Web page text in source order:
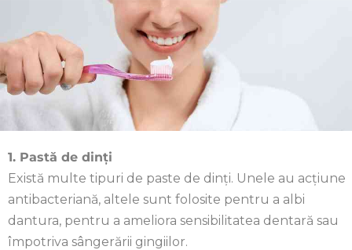
1. Pastă de dinți
Există multe tipuri de paste de dinți. Unele au acțiune
antibacteriană, altele sunt folosite pentru a albi
dantura, pentru a ameliora sensibilitatea dentară sau
împotriva sângerării gingiilor.